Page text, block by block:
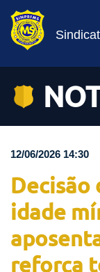
12/06/2026 14:30
Decisão
idade
reforça